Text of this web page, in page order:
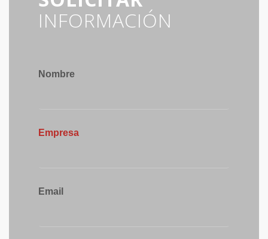
INFORMACIÓN
Nombre
Empresa
Email